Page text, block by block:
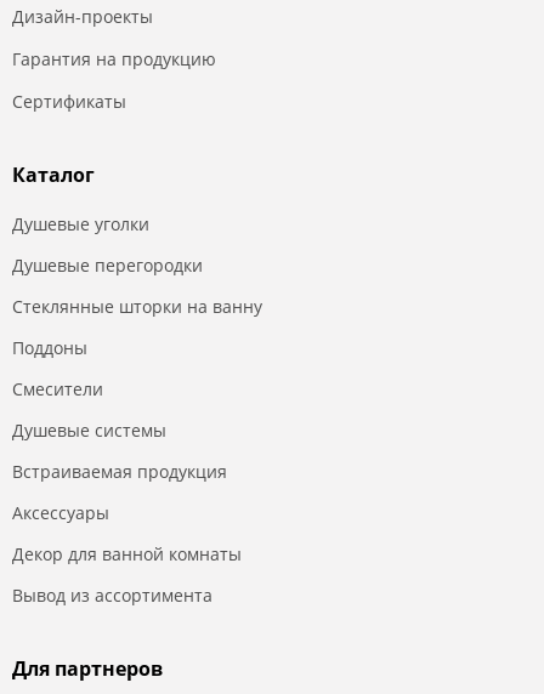
Дизайн-проекты
Гарантия на продукцию
Сертификаты
Каталог
Душевые уголки
Душевые перегородки
Стеклянные шторки на ванну
Поддоны
Смесители
Душевые системы
Встраиваемая продукция
Аксессуары
Декор для ванной комнаты
Вывод из ассортимента
Для партнеров